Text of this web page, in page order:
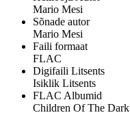
Mario Mesi
Sõnade autor
Mario Mesi
Faili formaat
FLAC
Digifaili Litsents
Isiklik Litsents
FLAC Albumid
Children Of The Dark